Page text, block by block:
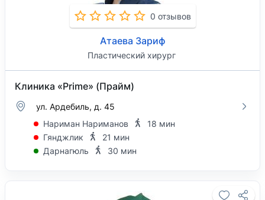
0 отзывов
Атаева Зариф
Пластический хирург
Клиника «Prime» (Прайм)
ул. Ардебиль, д. 45
Нариман Нариманов
18 мин
Гянджлик
21 мин
Дарнагюль
30 мин